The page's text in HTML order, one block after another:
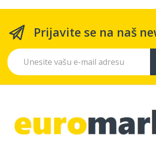
Prijavite se na naš